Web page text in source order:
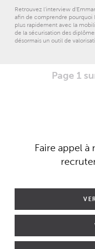
Retrouvez l'interview
afin de comprendre pourquoi
plus rapidement avec la
de la sécurisation des
désormais un outil de
Page 1
Faire appel à